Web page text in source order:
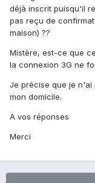
déjà inscrit puisqu'il
pas reçu de
maison) ??
Mistère, est-ce que
la connexion 3G ne
Je précise que je n'ai
mon domicile.
A vos réponses
Merci